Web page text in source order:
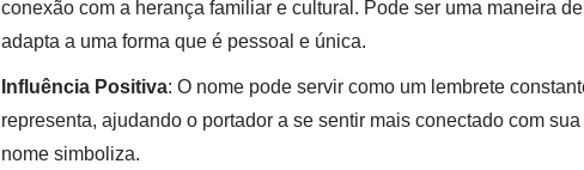
conexão com a herança familiar e cultural. Pode ser uma maneira
adapta a uma forma que é pessoal e única.
Influência Positiva: O nome pode servir como um lembrete
representa, ajudando o portador a se sentir mais conectado com
nome simboliza.